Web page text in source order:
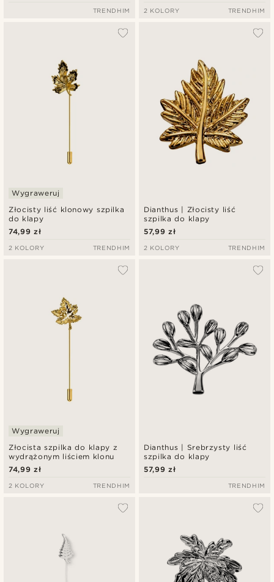
TRENDHIM 2 KOLORY TRENDHIM
Złocisty liść klonowy szpilka
do klapy
Wygraweruj
74,99 zł
2 KOLORY TRENDHIM
Dianthus | Złocisty liść
szpilka do klapy
57,99 zł
2 KOLORY TRENDHIM
Złocista szpilka do klapy z
wydrążonym liściem klonu
Wygraweruj
74,99 zł
2 KOLORY TRENDHIM
Dianthus | Srebrzysty liść
szpilka do klapy
57,99 zł
TRENDHIM